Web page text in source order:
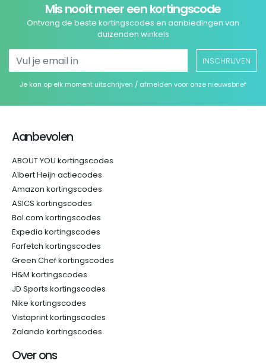
Mis nooit meer een kortingscode
Ontvang de beste kortingscodes en aanbiedingen van
duizenden winkels
INSCHRIJVEN
Je kan op elk moment uitschrijven / afmelden voor onze nieuwsbrief
Aanbevolen
ABOUT YOU kortingscodes
Albert Heijn actiecodes
Amazon kortingscodes
ASICS kortingscodes
Bol.com kortingscodes
Expedia kortingscodes
Farfetch kortingscodes
Green Chef kortingscodes
H&M kortingscodes
JD Sports kortingscodes
Nike kortingscodes
Vistaprint kortingscodes
Zalando kortingscodes
Over ons